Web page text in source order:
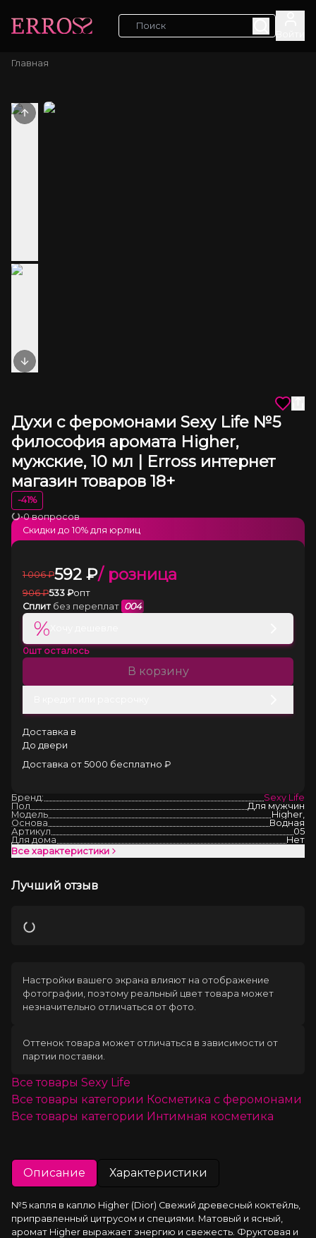
Главная
Previous slide
Next slide
Духи с феромонами Sexy Life №5
философия аромата Higher,
мужские, 10 мл | Erross интернет
магазин товаров 18+
-41%
Загрузка
•0 вопросов
1 006 ₽592 ₽/ розница
906 ₽533 ₽опт
Сплит без переплат 004
%
0шт осталось
В корзину
Доставка в
До двери
Доставка от 5000 бесплатно ₽
Скидки до 10% для юрлиц
Бренд:
Sexy Life
Пол
Для мужчин
Модель
Higher,
Основа
Водная
Артикул
05
Для дома
Нет
Все характеристики
Лучший отзыв
Загрузка
Настройки вашего экрана влияют на отображение
фотографии, поэтому реальный цвет товара может
незначительно отличаться от фото.
Оттенок товара может отличаться в зависимости от
партии поставки.
Все товары Sexy Life
Все товары категории Косметика с феромонами
Все товары категории Интимная косметика
Описание Характеристики
№5 капля в каплю Higher (Dior) Cвежий древесный коктейль,
приправленный цитрусом и специями. Матовый и ясный,
аромат Higher выражает энергию и свежесть. Фруктовая и